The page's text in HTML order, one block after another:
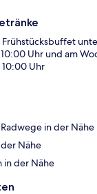
Uhr und am
Uhr
in der Nähe
Nähe
in der Nähe